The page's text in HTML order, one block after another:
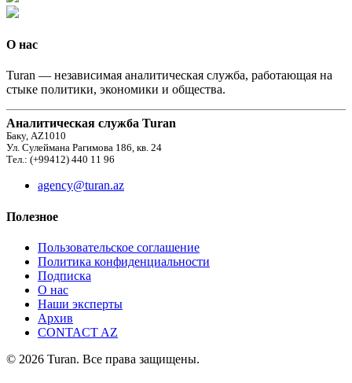
О нас
Turan — независимая аналитическая служба, работающая на
стыке политики, экономики и общества.
Аналитическая служба Turan
Баку, AZ1010
Ул. Сулеймана Рагимова 186, кв. 24
Тел.: (+99412) 440 11 96
agency@turan.az
Полезное
Пользовательское соглашение
Политика конфиденциальности
Подписка
О нас
Наши эксперты
Архив
CONTACT AZ
© 2026 Turan. Все права защищены.